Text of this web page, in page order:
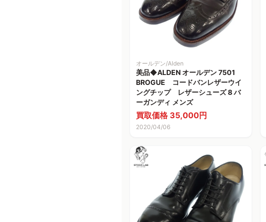
オールデン/Alden
美品◆ALDEN オールデン 7501
BROGUE コードバンレザーウイ
ングチップ レザーシューズ 8 バ
ーガンディ メンズ
買取価格 35,000円
2020/04/06